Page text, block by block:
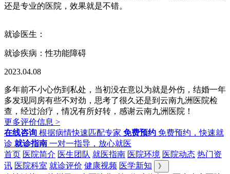
还是专业的医院，效果就是不错。
就诊医生：
就诊疾病：性功能障碍
2023.04.08
多年前不小心伤到私处，当初没在意以为就是外伤，结婚一年
多发现同房有些不对劲，思考了很久还是到云南九洲医院检
查，经过治疗，情况有所好转，感谢云南九洲医院！
更多评价信息 >
在线咨询 根据病情快速匹配专家 免费预约 免费预约，快速就
诊 就诊指南 一对一指导，放心就医
首页 医院简介 医生团队 就医指南 医院环境 医院动态 热门资
讯 医院科室 就诊评价 健康视频 医学新知 》